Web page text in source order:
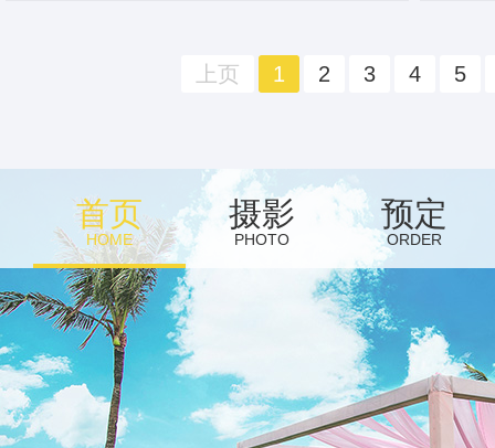
上页 1 2 3 4 5
首页
HOME
摄影
PHOTO
预定
ORDER